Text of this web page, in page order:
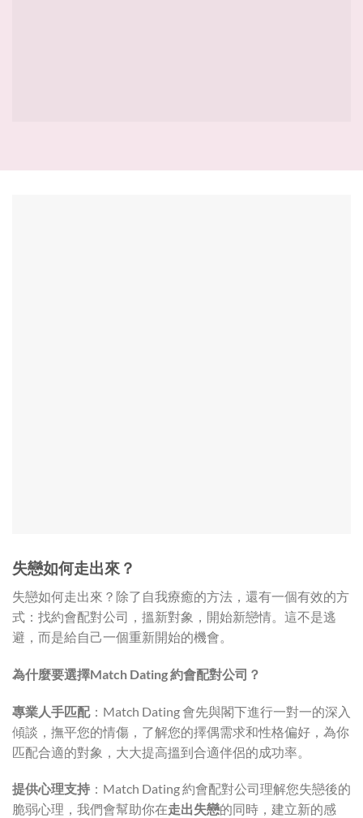
失戀如何走出來？
失戀如何走出來？除了自我療癒的方法，還有一個有效的方
式：找約會配對公司，搵新對象，開始新戀情。這不是逃
避，而是給自己一個重新開始的機會。
為什麼要選擇Match Dating約會配對公司？
專業人手匹配：Match Dating 會先與閣下進行一對一的深入
傾談，撫平您的情傷，了解您的擇偶需求和性格偏好，為你
匹配合適的對象，大大提高搵到合適伴侶的成功率。
提供心理支持 ：Match Dating 約會配對公司理解您失戀後的
脆弱心理，我們會幫助你在走出失戀的同時，建立新的感